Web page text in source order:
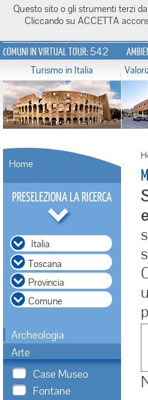
Italiavirtualtour.it
COMUNI IN VIRTUAL TOUR:542
Turismo in Italia
Home
PRESELEZIONA LA RICERCA
Italia
Archeologia
Arte
Case Museo
Fontane
Questo sito o gli strumenti terzi
Cliccando su ACCETTA